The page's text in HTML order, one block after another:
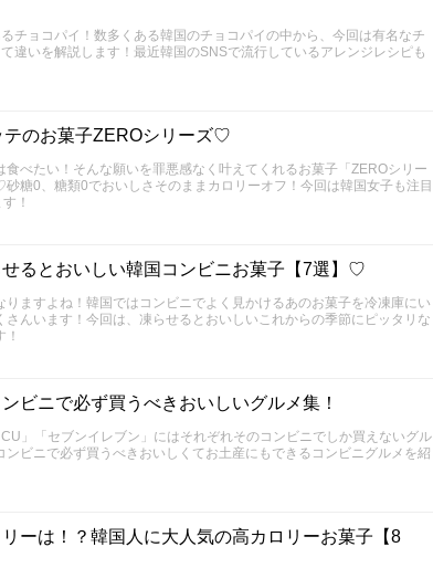
チョコパイ！数多くある韓国のチョコパイの中から、今回は有名なチ
違いを解説します！最近韓国のSNSで流行しているアレンジレシピも
テのお菓子ZEROシリーズ♡
食べたい！そんな願いを罪悪感なく叶えてくれるお菓子「ZEROシリー
糖0、糖類0でおいしさそのままカロリーオフ！今回は韓国女子も注目
！
るとおいしい韓国コンビニお菓子【7選】♡
ますよね！韓国ではコンビニでよく見かけるあのお菓子を冷凍庫にい
んいます！今回は、凍らせるとおいしいこれからの季節にピッタリな
ビニで必ず買うべきおいしいグルメ集！
」「セブンイレブン」にはそれぞれそのコンビニでしか買えないグル
ンビニで必ず買うべきおいしくてお土産にもできるコンビニグルメを紹
ーは！？韓国人に大人気の高カロリーお菓子【8